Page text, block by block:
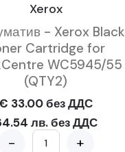
Xerox
- Xerox Black
Cartridge for
WC5945/55
(QTY2)
33.00 без ДДС
лв. без ДДС
- +